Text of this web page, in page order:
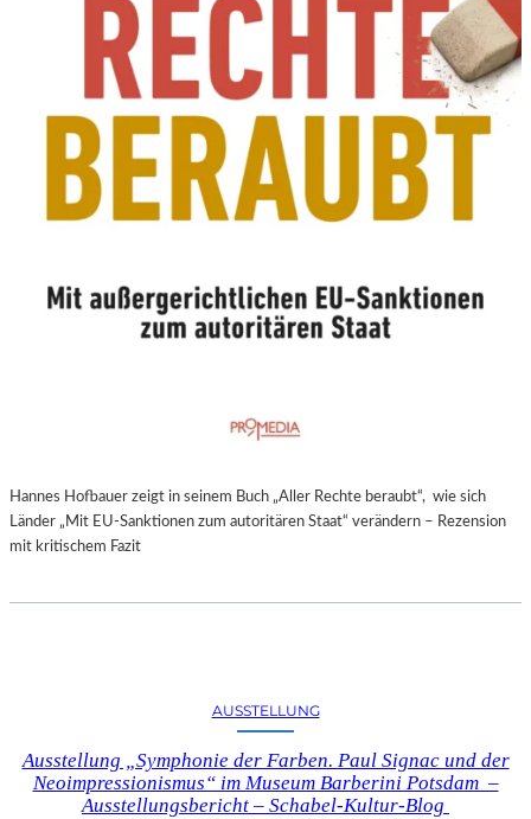
Hannes Hofbauer zeigt in seinem Buch „Aller Rechte beraubt“, wie sich
Länder „Mit EU-Sanktionen zum autoritären Staat“ verändern – Rezension
mit kritischem Fazit
AUSSTELLUNG
Ausstellung „Symphonie der Farben. Paul Signac und der
Neoimpressionismus“ im Museum Barberini Potsdam –
Ausstellungsbericht – Schabel-Kultur-Blog